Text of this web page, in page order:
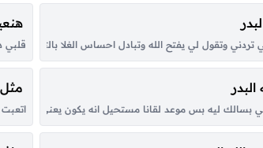
تردني وتقول لي يفتح الله وتبادل احساس الغلا بالتغلي
قلبي
بسالك ليه بس موعد لقانا مستحيل انه يكون يعني وش
مثل